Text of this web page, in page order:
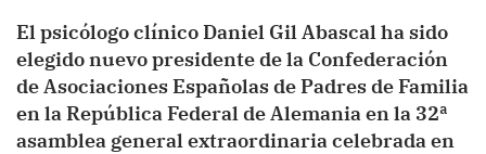
El psicólogo clínico Daniel Gil Abascal ha sido
elegido nuevo presidente de la Confederación
de Asociaciones Españolas de Padres de Familia
en la República Federal de Alemania en la 32ª
asamblea general extraordinaria celebrada en